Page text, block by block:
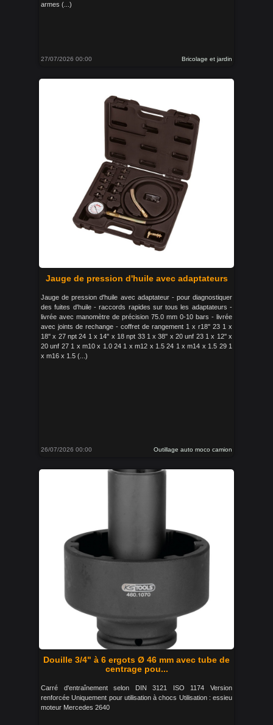
armes (...)
27/07/2026 00:00 Bricolage et jardin
Jauge de pression d'huile avec adaptateurs
Jauge de pression d'huile avec adaptateur - pour diagnostiquer
des fuites d'huile - raccords rapides sur tous les adaptateurs -
livrée avec manomètre de précision 75.0 mm 0-10 bars - livrée
avec joints de rechange - coffret de rangement 1 x r18'' 23 1 x
18'' x 27 npt 24 1 x 14'' x 18 npt 33 1 x 38'' x 20 unf 23 1 x 12'' x
20 unf 27 1 x m10 x 1.0 24 1 x m12 x 1.5 24 1 x m14 x 1.5 29 1
x m16 x 1.5 (...)
26/07/2026 00:00 Outillage auto moco camion
Douille 3/4" à 6 ergots Ø 46 mm avec tube de
centrage pou...
Carré d'entraînement selon DIN 3121 ISO 1174 Version
renforcée Uniquement pour utilisation à chocs Utilisation : essieu
moteur Mercedes 2640